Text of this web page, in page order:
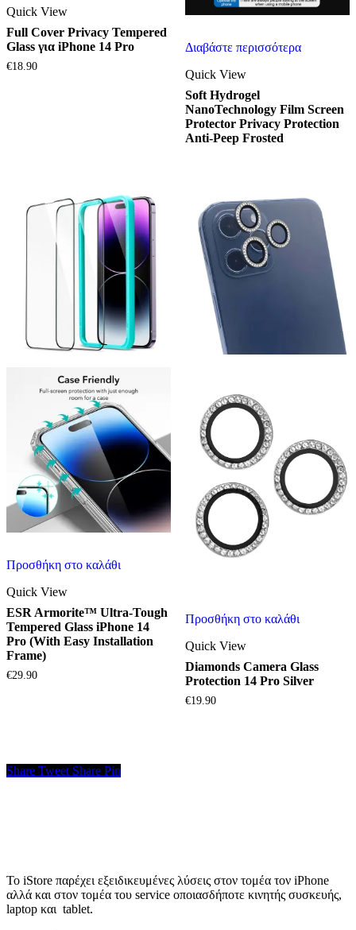
Quick View
Full Cover Privacy Tempered
Glass για iPhone 14 Pro
€18.90
Διαβάστε περισσότερα
Quick View
Soft Hydrogel
NanoTechnology Film Screen
Protector Privacy Protection
Anti-Peep Frosted
Προσθήκη στο καλάθι
Quick View
ESR Armorite™ Ultra-Tough
Tempered Glass iPhone 14
Pro (With Easy Installation
Frame)
€29.90
Προσθήκη στο καλάθι
Quick View
Diamonds Camera Glass
Protection 14 Pro Silver
€19.90
Share Tweet Share Pin
Το iStore παρέχει εξειδικευμένες λύσεις στον τομέα τον iPhone
αλλά και στον τομέα του service οποιασδήποτε κινητής συσκευής,
laptop και tablet.